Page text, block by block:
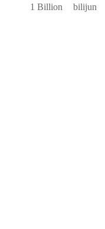
1 Billion
bilijun